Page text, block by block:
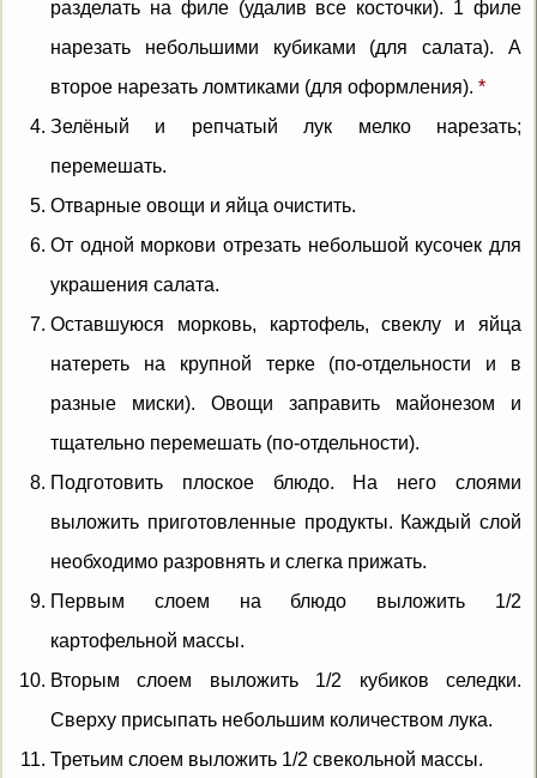
разделать на филе (удалив все косточки). 1 филе
нарезать небольшими кубиками (для салата). А
второе нарезать ломтиками (для оформления). *
Зелёный и репчатый лук мелко нарезать;
перемешать.
Отварные овощи и яйца очистить.
От одной моркови отрезать небольшой кусочек для
украшения салата.
Оставшуюся морковь, картофель, свеклу и яйца
натереть на крупной терке (по-отдельности и в
разные миски). Овощи заправить майонезом и
тщательно перемешать (по-отдельности).
Подготовить плоское блюдо. На него слоями
выложить приготовленные продукты. Каждый слой
необходимо разровнять и слегка прижать.
Первым слоем на блюдо выложить 1/2
картофельной массы.
Вторым слоем выложить 1/2 кубиков селедки.
Сверху присыпать небольшим количеством лука.
Третьим слоем выложить 1/2 свекольной массы.